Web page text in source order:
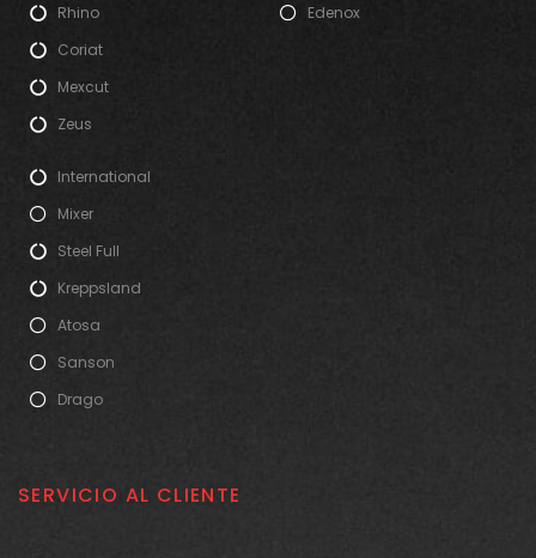
Rhino
Coriat
Mexcut
Zeus
Edenox
International
Mixer
Steel Full
Kreppsland
Atosa
Sanson
Drago
SERVICIO AL CLIENTE